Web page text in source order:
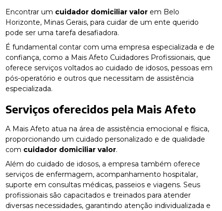
Encontrar um cuidador domiciliar valor em Belo
Horizonte, Minas Gerais, para cuidar de um ente querido
pode ser uma tarefa desafiadora.
É fundamental contar com uma empresa especializada e de
confiança, como a Mais Afeto Cuidadores Profissionais, que
oferece serviços voltados ao cuidado de idosos, pessoas em
pós-operatório e outros que necessitam de assistência
especializada.
Serviços oferecidos pela Mais Afeto
A Mais Afeto atua na área de assistência emocional e física,
proporcionando um cuidado personalizado e de qualidade
com cuidador domiciliar valor.
Além do cuidado de idosos, a empresa também oferece
serviços de enfermagem, acompanhamento hospitalar,
suporte em consultas médicas, passeios e viagens. Seus
profissionais são capacitados e treinados para atender
diversas necessidades, garantindo atenção individualizada e